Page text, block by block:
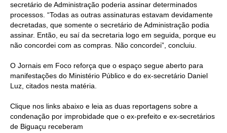
secretário de Administração poderia assinar determinados
processos. “Todas as outras assinaturas estavam devidamente
decretadas, que somente o secretário de Administração podia
assinar. Então, eu saí da secretaria logo em seguida, porque eu
não concordei com as compras. Não concordei”, concluiu.
O Jornais em Foco reforça que o espaço segue aberto para
manifestações do Ministério Público e do ex-secretário Daniel
Luz, citados nesta matéria.
Clique nos links abaixo e leia as duas reportagens sobre a
condenação por improbidade que o ex-prefeito e ex-secretários
de Biguaçu receberam